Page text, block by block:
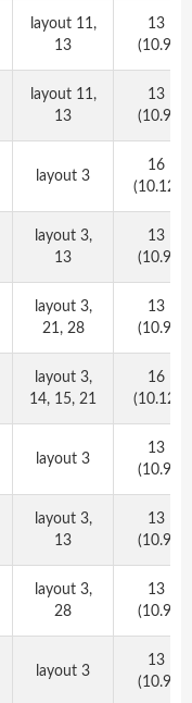
layout 11,
13
13
(10.9)
layout 11,
13
13
(10.9)
layout 3
16
(10.12)
layout 3,
13
13
(10.9)
layout 3,
21, 28
13
(10.9)
layout 3,
14, 15, 21
16
(10.12)
layout 3
13
(10.9)
layout 3,
13
13
(10.9)
layout 3,
28
13
(10.9)
layout 3
13
(10.9)